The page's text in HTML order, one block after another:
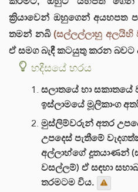
ක්‍රියාවෙන් ඔහුගෙන් අයහපත
තමන් නබි(සල්ලල්ලාහු අලයිහි
ඒ සමග බැඳී කටයුතු කරන බවට
හදීසයේ හරය
සලාතයේ හා සකාතයේ
ඉස්ලාමයේ මූලිකාංග
මුස්ලිම්වරුන් අතර
උපදෙස් පැතීමේ
අල්ලාහ්ගේ දූතයාණන්
වසල්ලම්) ඒ සඳහා
තරමටම විය.